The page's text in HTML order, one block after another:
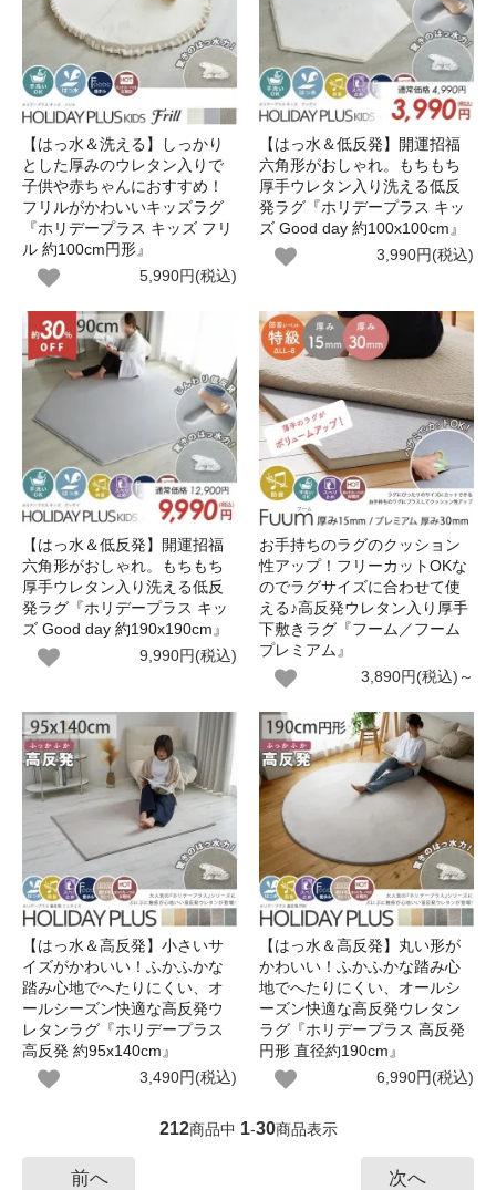
【はっ水＆洗える】しっかり
とした厚みのウレタン入りで
子供や赤ちゃんにおすすめ！
フリルがかわいいキッズラグ
『ホリデープラス キッズ フリ
ル 約100cm円形』
5,990円(税込)
【はっ水＆低反発】開運招福
六角形がおしゃれ。もちもち
厚手ウレタン入り洗える低反
発ラグ『ホリデープラス キッ
ズ Good day 約100x100cm』
3,990円(税込)
【はっ水＆低反発】開運招福
六角形がおしゃれ。もちもち
厚手ウレタン入り洗える低反
発ラグ『ホリデープラス キッ
ズ Good day 約190x190cm』
9,990円(税込)
お手持ちのラグのクッション
性アップ！フリーカットOKな
のでラグサイズに合わせて使
える♪高反発ウレタン入り厚手
下敷きラグ『フーム／フーム
プレミアム』
3,890円(税込)～
【はっ水＆高反発】小さいサ
イズがかわいい！ふかふかな
踏み心地でへたりにくい、オ
ールシーズン快適な高反発ウ
レタンラグ『ホリデープラス
高反発 約95x140cm』
3,490円(税込)
【はっ水＆高反発】丸い形が
かわいい！ふかふかな踏み心
地でへたりにくい、オールシ
ーズン快適な高反発ウレタン
ラグ『ホリデープラス 高反発
円形 直径約190cm』
6,990円(税込)
212商品中 1-30商品表示
前へ 次へ